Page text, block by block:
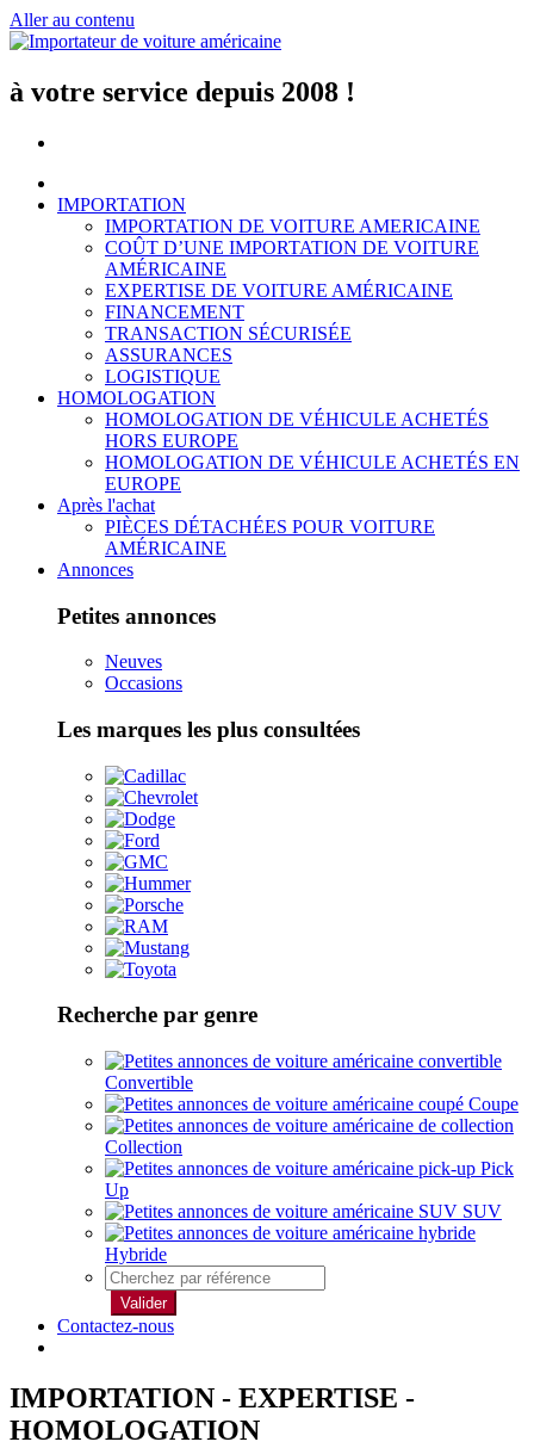
Aller au contenu
à votre service depuis 2008 !
IMPORTATION
IMPORTATION DE VOITURE AMERICAINE
COÛT D’UNE IMPORTATION DE VOITURE
AMÉRICAINE
EXPERTISE DE VOITURE AMÉRICAINE
FINANCEMENT
TRANSACTION SÉCURISÉE
ASSURANCES
LOGISTIQUE
HOMOLOGATION
HOMOLOGATION DE VÉHICULE ACHETÉS
HORS EUROPE
HOMOLOGATION DE VÉHICULE ACHETÉS EN
EUROPE
Après l'achat
PIÈCES DÉTACHÉES POUR VOITURE
AMÉRICAINE
Annonces
Petites annonces
Neuves
Occasions
Les marques les plus consultées
Recherche par genre
Convertible
Coupe
Collection
Pick
Up
SUV
Hybride
Valider
Contactez-nous
IMPORTATION - EXPERTISE -
HOMOLOGATION